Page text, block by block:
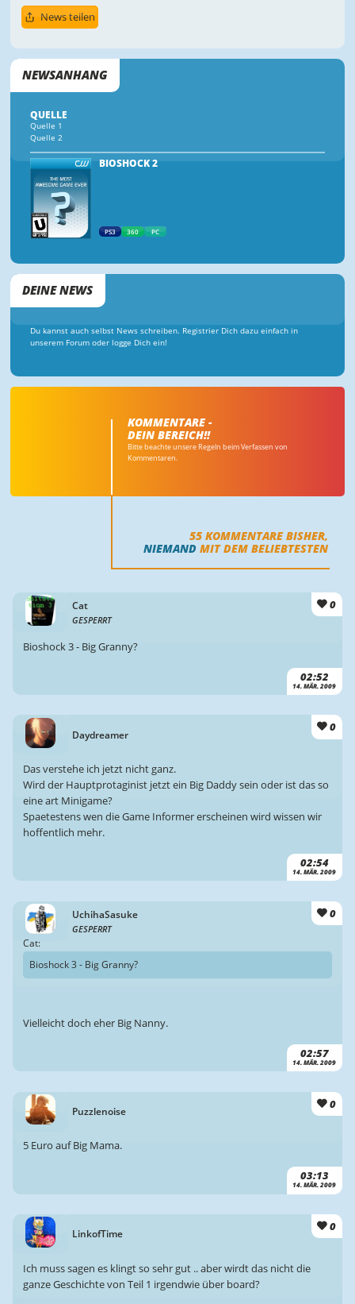
News teilen
NEWSANHANG
QUELLE
Quelle 1
Quelle 2
BIOSHOCK 2
PS3 360 PC
DEINE NEWS
Du kannst auch selbst News schreiben. Registrier Dich dazu einfach in
unserem Forum oder logge Dich ein!
KOMMENTARE -
DEIN BEREICH!!
Bitte beachte unsere Regeln beim Verfassen von
Kommentaren.
55 KOMMENTARE BISHER,
NIEMAND MIT DEM BELIEBTESTEN
Cat
GESPERRT
0
02:52
14. MÄR. 2009
Bioshock 3 - Big Granny?
Daydreamer
0
02:54
14. MÄR. 2009
Das verstehe ich jetzt nicht ganz.
Wird der Hauptprotaginist jetzt ein Big Daddy sein oder ist das so
eine art Minigame?
Spaetestens wen die Game Informer erscheinen wird wissen wir
hoffentlich mehr.
UchihaSasuke
GESPERRT
0
02:57
14. MÄR. 2009
Cat:
Bioshock 3 - Big Granny?
Vielleicht doch eher Big Nanny.
Puzzlenoise
0
03:13
14. MÄR. 2009
5 Euro auf Big Mama.
LinkofTime
0
Ich muss sagen es klingt so sehr gut .. aber wirdt das nicht die
ganze Geschichte von Teil 1 irgendwie über board?